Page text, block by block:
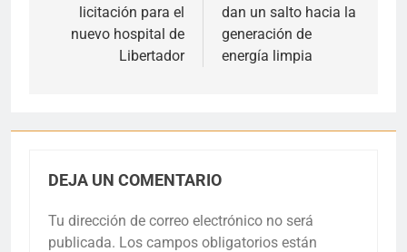
entradas
licitación para el
nuevo hospital de
Libertador
dan un salto hacia la
generación de
energía limpia
DEJA UN COMENTARIO
Tu dirección de correo electrónico no será
publicada. Los campos obligatorios están